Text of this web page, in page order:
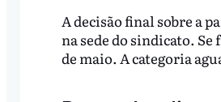
A decisão final sobre a
na sede do sindicato.
de maio. A categoria